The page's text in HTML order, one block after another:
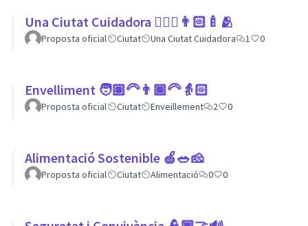
Una Ciutat Cuidadora 💆🏾‍♀️👨🏻‍🍼🫂
Proposta oficial Ciutat Una Ciutat Cuidadora 1 0
Envelliment 🧑🏽‍🦳👨🏿‍🦳👵🏻
Proposta oficial Ciutat Enveillement 2 0
Alimentació Sostenible 🍏🥗🧀
Proposta oficial Ciutat Alimentació 0 0